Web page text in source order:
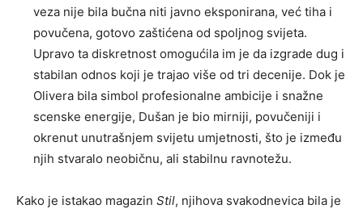
veza nije bila bučna niti javno eksponirana, već tiha i
povučena, gotovo zaštićena od spoljnog svijeta.
Upravo ta diskretnost omogućila im je da izgrade dug i
stabilan odnos koji je trajao više od tri decenije. Dok je
Olivera bila simbol profesionalne ambicije i snažne
scenske energije, Dušan je bio mirniji, povučeniji i
okrenut unutrašnjem svijetu umjetnosti, što je između
njih stvaralo neobičnu, ali stabilnu ravnotežu.
Kako je istakao magazin Stil, njihova svakodnevica bila je